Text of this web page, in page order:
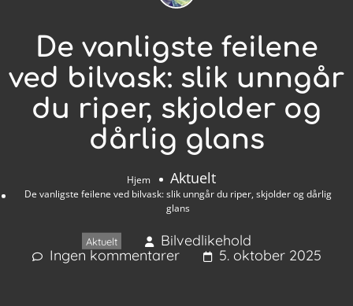
De vanligste feilene
ved bilvask: slik unngår
du riper, skjolder og
dårlig glans
Hjem Aktuelt
De vanligste feilene ved bilvask: slik unngår du riper, skjolder og dårlig
glans
Aktuelt
Bilvedlikehold
Ingen kommentarer
5. oktober 2025